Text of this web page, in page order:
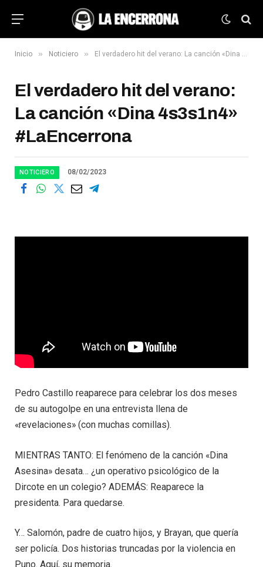
Inicio » Noticiero » El verdadero hit del verano: La canción «Dina 4s3s1n4» #LaEncerrona
El verdadero hit del verano:
La canción «Dina 4s3s1n4»
#LaEncerrona
NOTICIERO 08/02/2023
Pedro Castillo reaparece para celebrar los dos meses
de su autogolpe en una entrevista llena de
«revelaciones» (con muchas comillas).
MIENTRAS TANTO: El fenómeno de la canción «Dina
Asesina» desata… ¿un operativo psicológico de la
Dircote en un colegio? ADEMÁS: Reaparece la
presidenta. Para quedarse.
Y… Salomón, padre de cuatro hijos, y Brayan, que quería
ser policía. Dos historias truncadas por la violencia en
Puno. Aquí, su memoria.